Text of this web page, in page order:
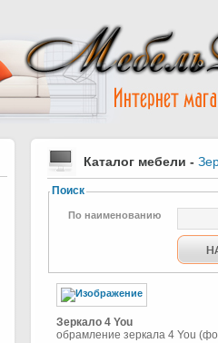
Каталог мебели -
Поиск
По наименованию
Зеркало 4 You
обрамление зеркала 4 You